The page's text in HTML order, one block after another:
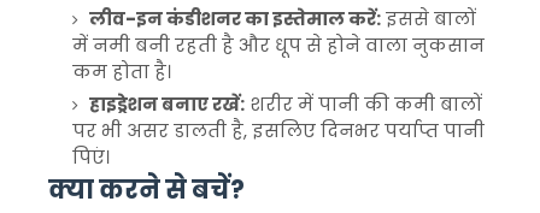
लीव-इन कंडीशनर का इस्तेमाल करें:इससे बालों
में नमी बनी रहती है और धूप से होने वाला नुकसान
कम होता है।
हाइड्रेशन बनाए रखें: शरीर में पानी की कमी बालों
पर भी असर डालती है, इसलिए दिनभर पर्याप्त पानी
पिएं।
क्या करने से बचें?